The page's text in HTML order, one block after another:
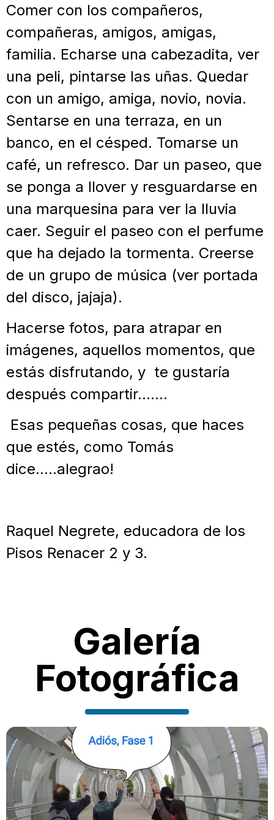
Comer con los compañeros,
compañeras, amigos, amigas,
familia. Echarse una cabezadita, ver
una peli, pintarse las uñas. Quedar
con un amigo, amiga, novio, novia.
Sentarse en una terraza, en un
banco, en el césped. Tomarse un
café, un refresco. Dar un paseo, que
se ponga a llover y resguardarse en
una marquesina para ver la lluvia
caer. Seguir el paseo con el perfume
que ha dejado la tormenta. Creerse
de un grupo de música (ver portada
del disco, jajaja).
Hacerse fotos, para atrapar en
imágenes, aquellos momentos, que
estás disfrutando, y te gustaría
después compartir…….
Esas pequeñas cosas, que haces
que estés, como Tomás
dice…..alegrao!
Raquel Negrete, educadora de los
Pisos Renacer 2 y 3.
Galería
Fotográfica